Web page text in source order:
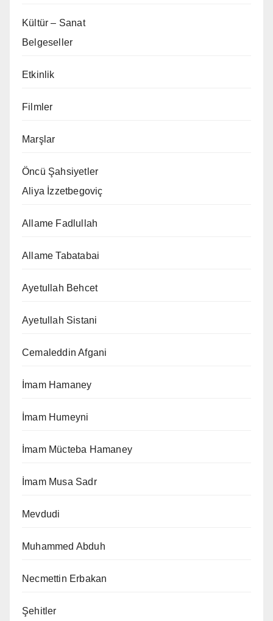
Kültür – Sanat
Belgeseller
Etkinlik
Filmler
Marşlar
Öncü Şahsiyetler
Aliya İzzetbegoviç
Allame Fadlullah
Allame Tabatabai
Ayetullah Behcet
Ayetullah Sistani
Cemaleddin Afgani
İmam Hamaney
İmam Humeyni
İmam Mücteba Hamaney
İmam Musa Sadr
Mevdudi
Muhammed Abduh
Necmettin Erbakan
Şehitler